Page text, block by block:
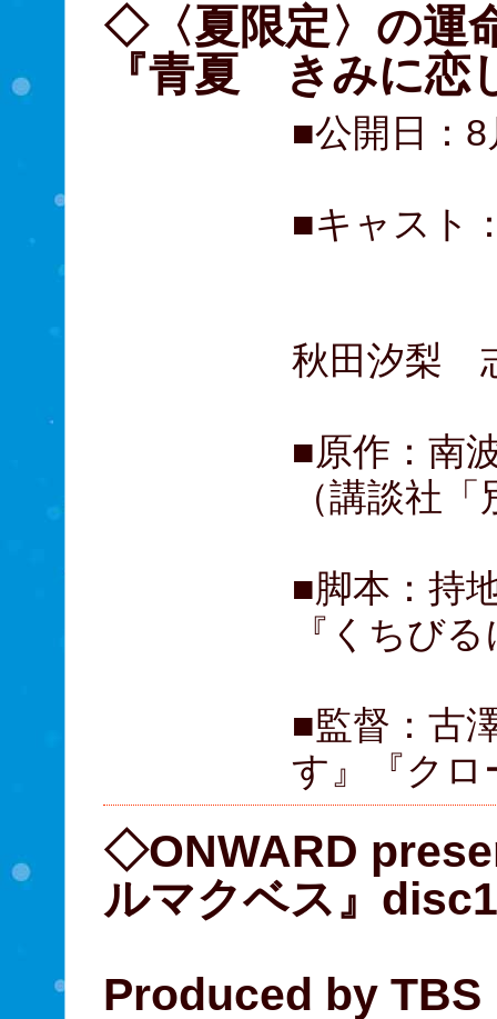
◇〈夏限定〉の運
『青夏 きみに恋
■公開日：
■キャスト
秋田汐梨
■原作：南
（講談社
■脚本：持
『くちび
■監督：古
す』『クロ
◇ONWARD
ルマクベス』
Produced by TBS